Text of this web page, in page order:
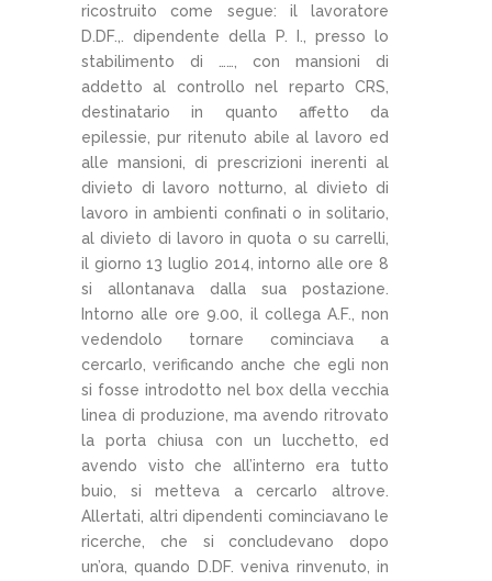
ricostruito come segue: il lavoratore
D.DF.,. dipendente della P. I., presso lo
stabilimento di ……, con mansioni di
addetto al controllo nel reparto CRS,
destinatario in quanto affetto da
epilessie, pur ritenuto abile al lavoro ed
alle mansioni, di prescrizioni inerenti al
divieto di lavoro notturno, al divieto di
lavoro in ambienti confinati o in solitario,
al divieto di lavoro in quota o su carrelli,
il giorno 13 luglio 2014, intorno alle ore 8
si allontanava dalla sua postazione.
Intorno alle ore 9.00, il collega A.F., non
vedendolo tornare cominciava a
cercarlo, verificando anche che egli non
si fosse introdotto nel box della vecchia
linea di produzione, ma avendo ritrovato
la porta chiusa con un lucchetto, ed
avendo visto che all’interno era tutto
buio, si metteva a cercarlo altrove.
Allertati, altri dipendenti cominciavano le
ricerche, che si concludevano dopo
un’ora, quando D.DF. veniva rinvenuto, in